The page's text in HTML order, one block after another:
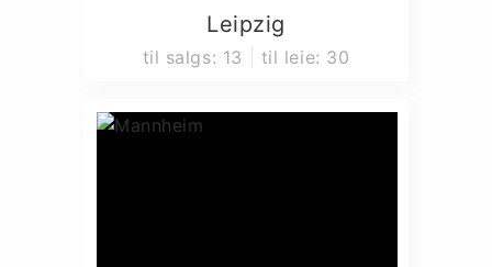
Leipzig
til salgs: 13 til leie: 30